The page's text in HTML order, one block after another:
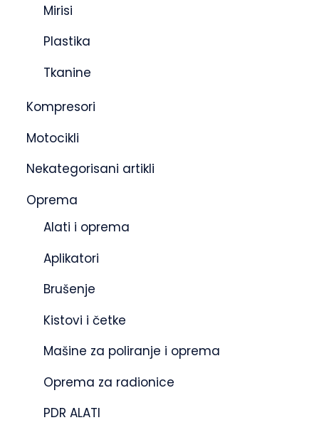
Mirisi
Plastika
Tkanine
Kompresori
Motocikli
Nekategorisani artikli
Oprema
Alati i oprema
Aplikatori
Brušenje
Kistovi i četke
Mašine za poliranje i oprema
Oprema za radionice
PDR ALATI